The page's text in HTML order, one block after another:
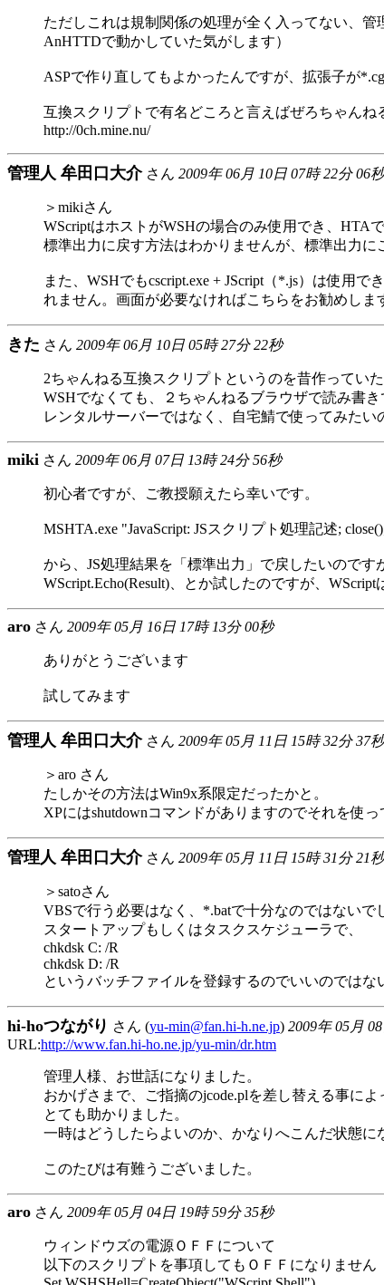
ただしこれは規制関係の処理が全く入ってない、
AnHTTDで動かしていた気がします）
ASPで作り直してもよかったんですが、拡張子が
互換スクリプトで有名どころと言えばぜろちゃんね
http://0ch.mine.nu/
管理人 牟田口大介さん 2009年 06月 10日 07時 22分 06秒
＞mikiさん
WScriptはホストがWSHの場合のみ使用でき、HTA
標準出力に戻す方法はわかりませんが、標準出力
また、WSHでもcscript.exe + JScript（*.js）は使用
れません。画面が必要なければこちらをお勧めしま
きた さん 2009年 06月 10日 05時 27分 22秒
2ちゃんねる互換スクリプトというのを昔作ってい
WSHでなくても、２ちゃんねるブラウザで読み書
レンタルサーバーではなく、自宅鯖で使ってみたい
miki さん 2009年 06月 07日 13時 24分 56秒
初心者ですが、ご教授願えたら幸いです。
MSHTA.exe "JavaScript: JSスクリプト処理記述;
から、JS処理結果を「標準出力」で戻したいのです
WScript.Echo(Result)、とか試したのですが、
aro さん 2009年 05月 16日 17時 13分 00秒
ありがとうございます
試してみます
管理人 牟田口大介さん 2009年 05月 11日 15時 32分 37秒
＞aro さん
たしかその方法はWin9x系限定だったかと。
XPにはshutdownコマンドがありますのでそれを使っ
管理人 牟田口大介さん 2009年 05月 11日 15時 31分 21秒
＞satoさん
VBSで行う必要はなく、*.batで十分なのではないで
スタートアップもしくはタスクスケジューラで、
chkdsk C: /R
chkdsk D: /R
というバッチファイルを登録するのでいいのではな
hi-hoつながり さん (yu-min@fan.hi-h.ne.jp) 2009年 05月
URL:http://www.fan.hi-ho.ne.jp/yu-min/dr.htm
管理人様、お世話になりました。
おかげさまで、ご指摘のjcode.plを差し替える事によ
とても助かりました。
一時はどうしたらよいのか、かなりへこんだ状態
このたびは有難うございました。
aro さん 2009年 05月 04日 19時 59分 35秒
ウィンドウズの電源ＯＦＦについて
以下のスクリプトを事項してもＯＦＦになりません